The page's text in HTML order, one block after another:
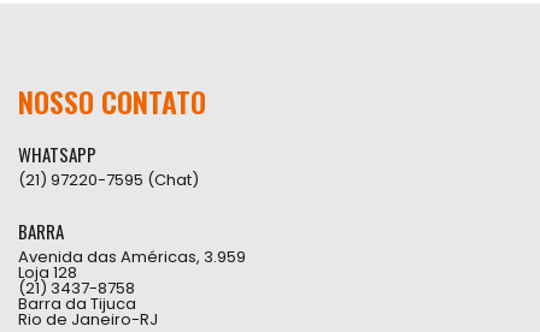
NOSSO CONTATO
WHATSAPP
(21) 97220-7595 (Chat)
BARRA
Avenida das Américas, 3.959
Loja 128
(21) 3437-8758
Barra da Tijuca
Rio de Janeiro-RJ